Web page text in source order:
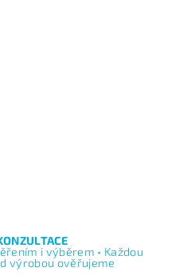
i výběrem • Každou
výrobou ověřujeme